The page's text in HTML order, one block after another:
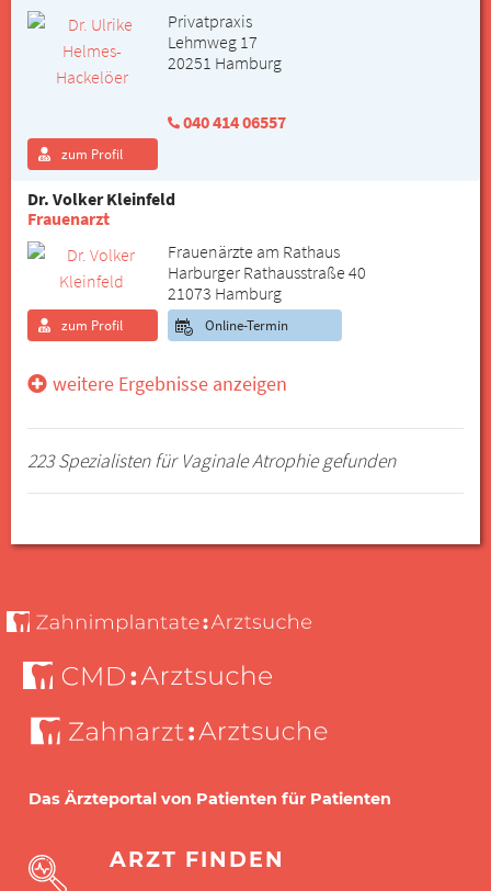
Privatpraxis
Lehmweg 17
20251 Hamburg
040 414 06557
zum Profil
Dr. Volker Kleinfeld
Frauenarzt
Frauenärzte am Rathaus
Harburger Rathausstraße 40
21073 Hamburg
zum Profil Online-Termin
weitere Ergebnisse anzeigen
223 Spezialisten für Vaginale Atrophie gefunden
Das Ärzteportal von Patienten für Patienten
ARZT FINDEN